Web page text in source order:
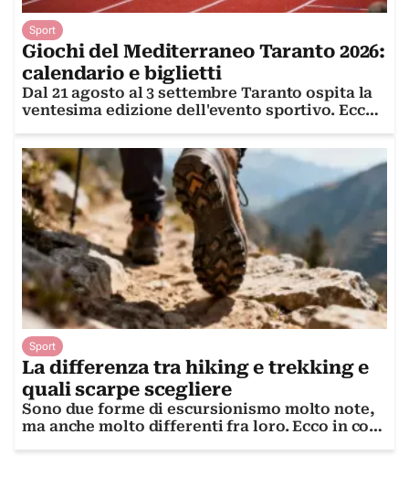
Sport
Giochi del Mediterraneo Taranto 2026:
calendario e biglietti
Dal 21 agosto al 3 settembre Taranto ospita la
ventesima edizione dell'evento sportivo. Ecco
Sport
La differenza tra hiking e trekking e
quali scarpe scegliere
Sono due forme di escursionismo molto note,
ma anche molto differenti fra loro. Ecco in cosa